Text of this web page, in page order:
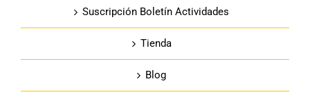
Suscripción Boletín Actividades
Tienda
Blog